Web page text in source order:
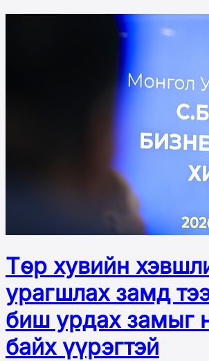
Төр хувийн
урагшлах замд
биш урдах замыг
байх үүрэгтэй